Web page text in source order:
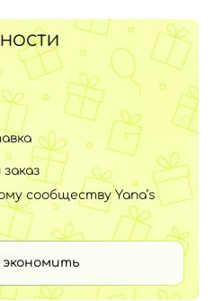
сообществу Yana’s